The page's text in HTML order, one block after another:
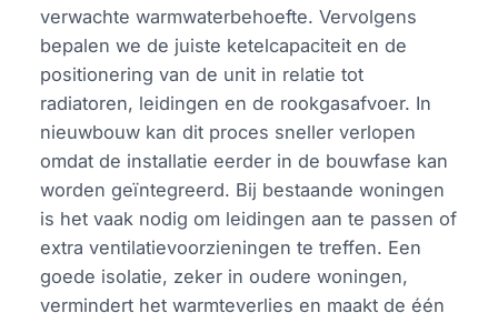
verwachte warmwaterbehoefte. Vervolgens
bepalen we de juiste ketelcapaciteit en de
positionering van de unit in relatie tot
radiatoren, leidingen en de rookgasafvoer. In
nieuwbouw kan dit proces sneller verlopen
omdat de installatie eerder in de bouwfase kan
worden geïntegreerd. Bij bestaande woningen
is het vaak nodig om leidingen aan te passen of
extra ventilatievoorzieningen te treffen. Een
goede isolatie, zeker in oudere woningen,
vermindert het warmteverlies en maakt de één